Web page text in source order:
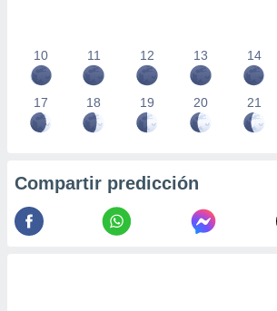
10 11 12 13 14
17 18 19 20 21
Compartir predicción